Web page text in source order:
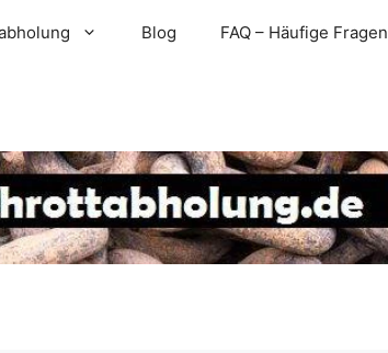
Blog FAQ – Häufige Fragen